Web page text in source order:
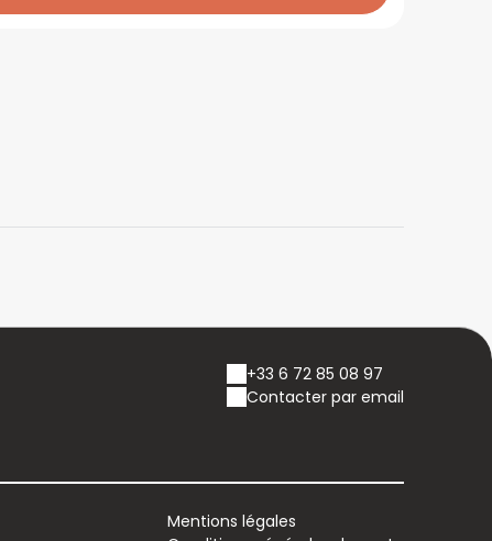
+33 6 72 85 08 97
Contacter par email
Mentions légales